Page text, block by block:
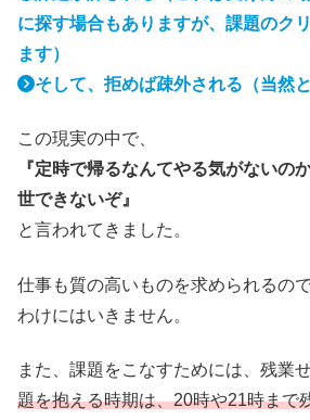
に探す場合もありますが、課題のク
ます）
そして、拒めば疎外される（当然
この現実の中で、
『定時で帰るなんてやる気がないの
世できないぞ』
と言われてきました。
仕事も質の高いものを求められるの
わけにはいきません。
また、課題をこなすためには、残業
題を抱える時期は、20時や21時まで